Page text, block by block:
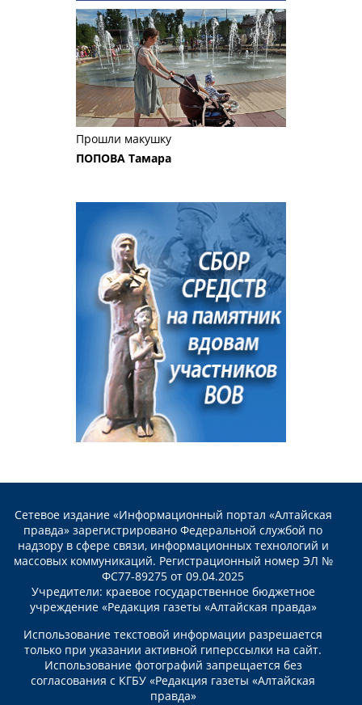
Прошли макушку
ПОПОВА Тамара
Сетевое издание «Информационный портал «Алтайская
правда» зарегистрировано Федеральной службой по
надзору в сфере связи, информационных технологий и
массовых коммуникаций. Регистрационный номер ЭЛ №
ФС77-89275 от 09.04.2025
Учредители: краевое государственное бюджетное
учреждение «Редакция газеты «Алтайская правда»
Использование текстовой информации разрешается
только при указании активной гиперссылки на сайт.
Использование фотографий запрещается без
согласования с КГБУ «Редакция газеты «Алтайская
правда»